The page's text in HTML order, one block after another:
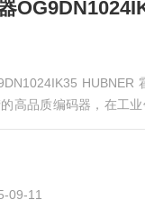
霍博纳编码器是由德
高品质编码器，在工业
其详细简介：
09-11